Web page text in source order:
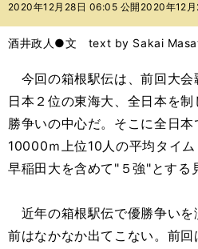
バ
2020年12月28日 06:05 公開 2020年12
酒井政人●文 text by Sakai
今回の箱根駅伝は、前回大会
日本２位の東海大、全日本を
勝争いの中心だ。そこに全日本
10000ｍ上位10人の平均タイ
早稲田大を含めて"５強"とする
近年の箱根駅伝で優勝争いを
前はなかなか出てこない。前回